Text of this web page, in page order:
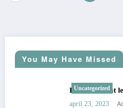
You May Have Missed
Fordele ved at leje et depotrum
Admin